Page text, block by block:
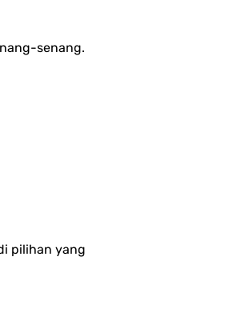
senang.
pilihan yang